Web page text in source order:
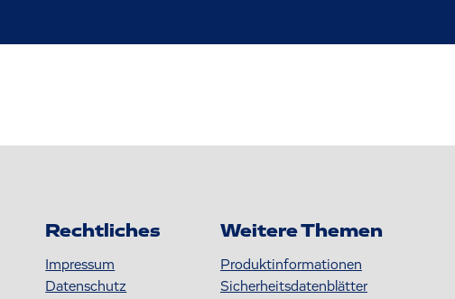
Rechtliches
Impressum
Datenschutz
Weitere Themen
Produktinformationen
S icherheitsdatenblätter